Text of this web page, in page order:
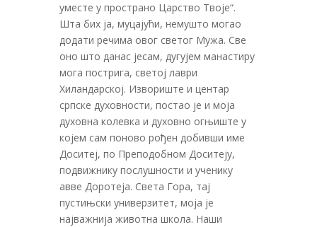
уместе у пространо Царство Твоје“.
Шта бих ја, муцајући, немушто могао
додати речима овог светог Мужа. Све
оно што данас јесам, дугујем манастиру
мога пострига, светој лаври
Хиландарској. Извориште и центар
српске духовности, постао је и моја
духовна колевка и духовно огњиште у
којем сам поново рођен добивши име
Доситеј, по Преподобном Доситеју,
подвижнику послушности и ученику
авве Доротеја. Света Гора, тај
пустињски универзитет, моја је
најважнија животна школа. Наши